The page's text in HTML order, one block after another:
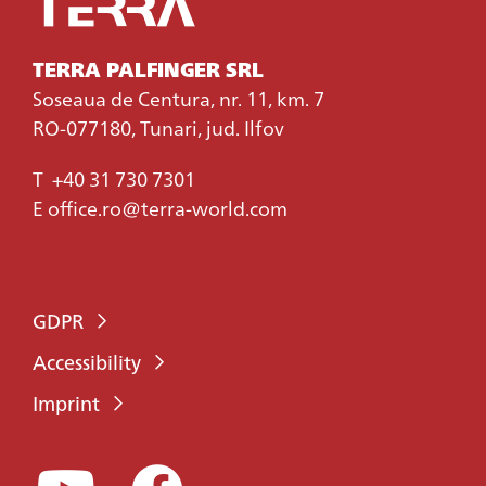
TERRA PALFINGER SRL
Soseaua de Centura, nr. 11, km. 7
RO-077180, Tunari, jud. Ilfov
T +40 31 730 7301
E office.ro@terra-world.com
GDPR
Accessibility
Imprint